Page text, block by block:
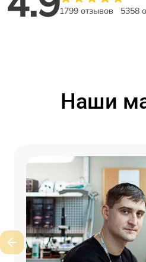
1799 отзывов 5358
Наши